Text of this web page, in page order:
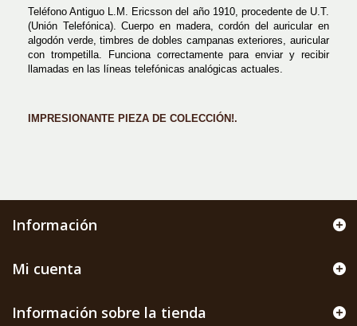
Teléfono Antiguo L.M. Ericsson del año 1910, procedente de U.T.
(Unión Telefónica). Cuerpo en madera, cordón del auricular en
algodón verde, timbres de dobles campanas exteriores, auricular
con trompetilla. Funciona correctamente para enviar y recibir
llamadas en las líneas telefónicas analógicas actuales.
IMPRESIONANTE PIEZA DE COLECCIÓN!.
Información
Mi cuenta
Información sobre la tienda